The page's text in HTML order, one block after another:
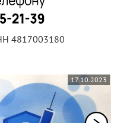
4817003180
17.10.2023